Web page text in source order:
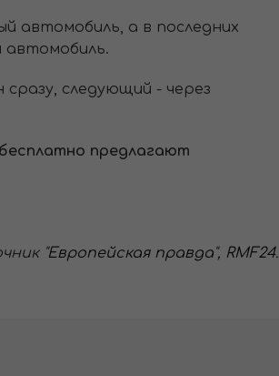
автомобиль, а в последних
автомобиль.
следующий - через
предлагают
"Европейская правда", RMF24.